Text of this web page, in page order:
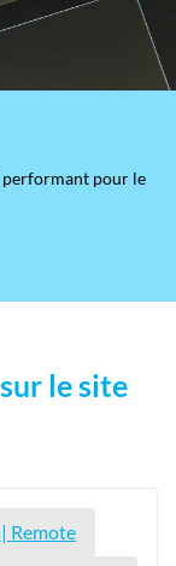
performant pour le
le site
Remote